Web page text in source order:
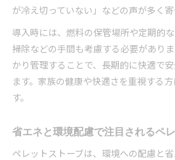
が冷え切っていない」などの声が多く寄
導入時には、燃料の保管場所や定期的
掃除などの手間も考慮する必要があり
かり管理することで、長期的に快適で
ます。家族の健康や快適さを重視する
す。
省エネと環境配慮で注目されるペ
ペレットストーブは、環境への配慮と